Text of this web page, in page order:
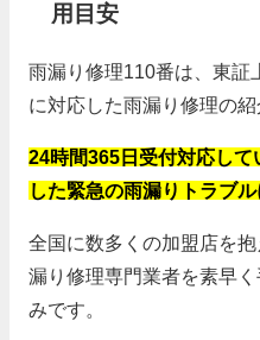
用目安
雨漏り修理110番は、東証
に対応した雨漏り修理の紹
24時間365日受付対応し
した緊急の雨漏りトラブ
全国に数多くの加盟店を
漏り修理専門業者を素早
みです。